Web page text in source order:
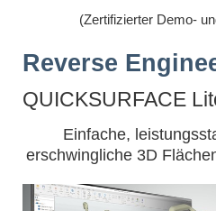
(Zertifizierter Demo-
Reverse
QUICKSURFACE
Einfache,
erschwingliche 3D